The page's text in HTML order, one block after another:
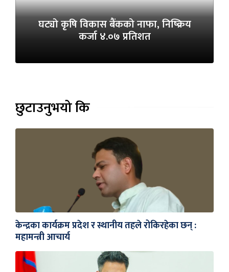
घट्यो कृषि विकास बैंकको नाफा, निष्क्रिय
कर्जा ४.०७ प्रतिशत
छुटाउनुभयो कि
केन्द्रका कार्यक्रम प्रदेश र स्थानीय तहले रोकिरहेका छन् :
महामन्त्री आचार्य